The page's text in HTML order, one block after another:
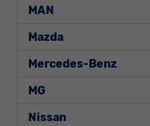
MAN
Mazda
Mercedes-Benz
MG
Nissan